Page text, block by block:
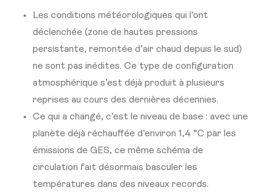
Les conditions météorologiques qui l’ont
déclenchée (zone de hautes pressions
persistante, remontée d’air chaud depuis le sud)
ne sont pas inédites. Ce type de configuration
atmosphérique s’est déjà produit à plusieurs
reprises au cours des dernières décennies.
Ce qui a changé, c’est le niveau de base : avec une
planète déjà réchauffée d’environ 1,4 °C par les
émissions de GES, ce même schéma de
circulation fait désormais basculer les
températures dans des niveaux records.